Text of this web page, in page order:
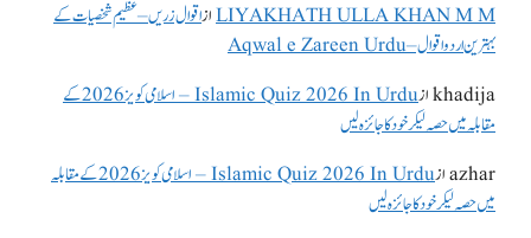
LIYAKHATH ULLA KHAN M Mازاقوال زریں – عظیم شخصیات کے
بہترین اردو اقوال – Aqwal e Zareen Urdu
khadijaاز
Islamic Quiz 2026 In Urdu – اسلامی کویز 2026 کے
مقابلہ میں حصہ لیکر خود کا جائزہ لیں
azharاز
Islamic Quiz 2026 In Urdu – اسلامی کویز 2026 کے مقابلہ
میں حصہ لیکر خود کا جائزہ لیں